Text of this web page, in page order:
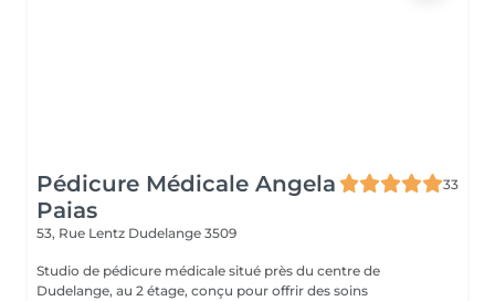
Pédicure Médicale Angela
Paias
33
53, Rue Lentz Dudelange 3509
Studio de pédicure médicale situé près du centre de
Dudelange, au 2 étage, conçu pour offrir des soins